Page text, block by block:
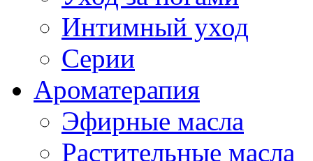
Интимный уход
Серии
Ароматерапия
Эфирные масла
Растительные масла